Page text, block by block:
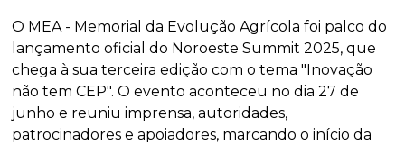
O MEA - Memorial da Evolução Agrícola foi palco do
lançamento oficial do Noroeste Summit 2025, que
chega à sua terceira edição com o tema "Inovação
não tem CEP". O evento aconteceu no dia 27 de
junho e reuniu imprensa, autoridades,
patrocinadores e apoiadores, marcando o início da